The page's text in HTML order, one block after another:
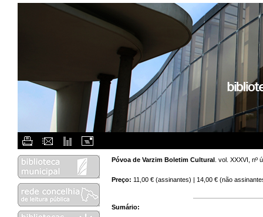
Póvoa de Varzim Boletim Cultural . vol. XXXVI,
Preço: 11,00 € (assinantes) | 14,00 € (não
Sumário: